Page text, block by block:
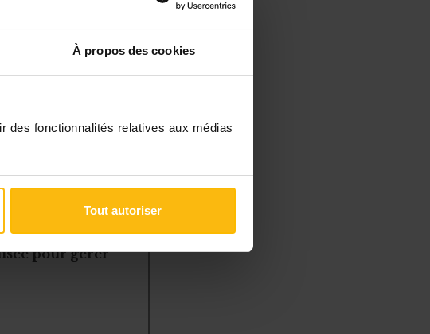
À propos des cookies
des fonctionnalités relatives aux médias
Tout autoriser
par la
la plateforme ou
complet à des
pour gérer